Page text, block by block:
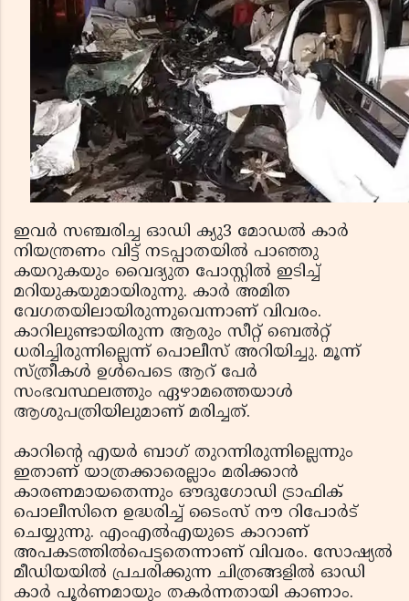
ഇവര്‍ സഞ്ചരിച്ച ഓഡി ക്യു3 മോഡല്‍ കാര്‍
നിയന്ത്രണം വിട്ട് നടപ്പാതയില്‍ പാഞ്ഞു
കയറുകയും വൈദ്യുത പോസ്റ്റില്‍ ഇടിച്ച്
മറിയുകയുമായിരുന്നു. കാര്‍ അമിത
വേഗതയിലായിരുന്നുവെന്നാണ് വിവരം.
കാറിലുണ്ടായിരുന്ന ആരും സീറ്റ് ബെല്‍റ്റ്
ധരിച്ചിരുന്നില്ലെന്ന് പൊലീസ് അറിയിച്ചു. മൂന്ന്
സ്ത്രീകള്‍ ഉള്‍പെടെ ആറ് പേര്‍
സംഭവസ്ഥലത്തും ഏഴാമത്തെയാള്‍
ആശുപത്രിയിലുമാണ് മരിച്ചത്.
കാറിന്റെ എയര്‍ ബാഗ് തുറന്നിരുന്നില്ലെന്നും
ഇതാണ് യാത്രക്കാരെല്ലാം മരിക്കാന്‍
കാരണമായതെന്നും ഔദുഗോഡി ട്രാഫിക്
പൊലീസിനെ ഉദ്ധരിച്ച് ടൈംസ് നൗ റിപോര്‍ട്
ചെയ്യുന്നു. എംഎല്‍എയുടെ കാറാണ്
അപകടത്തില്‍പെട്ടതെന്നാണ് വിവരം. സോഷ്യല്‍
മീഡിയയില്‍ പ്രചരിക്കുന്ന ചിത്രങ്ങളില്‍ ഓഡി
കാര്‍ പൂര്‍ണമായും തകര്‍ന്നതായി കാണാം.